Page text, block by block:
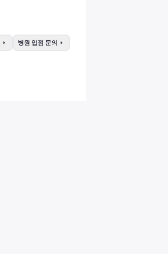
arrow_right 병원 입점 문의 arrow_right